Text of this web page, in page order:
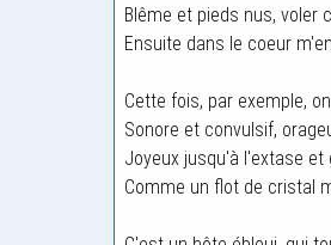
Blême et pieds nus, voler
Ensuite dans le coeur
Cette fois, par exemple,
Sonore et convulsif,
Joyeux jusqu'à l'extase et
Comme un flot de cristal